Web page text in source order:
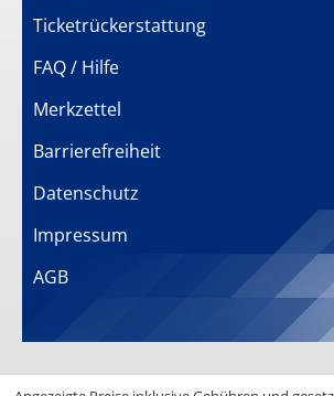
Ticketrückerstattung
FAQ / Hilfe
Merkzettel
Barrierefreiheit
Datenschutz
Impressum
AGB